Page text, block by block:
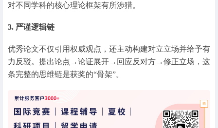
对不同学科的核心理论框架有所涉猎。
3. 严谨逻辑链
优秀论文不仅引用权威观点，还主动构建对立立场并给予有
力反驳。提出论点→论证展开→回应反对方→修正立场，这
条完整的思维链是获奖的“骨架”。